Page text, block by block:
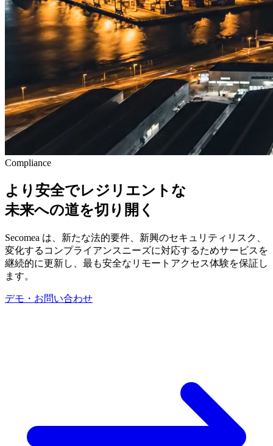
Compliance
より安全でレジリエントな
未来への道を切り開く
Secomea は、新たな法的要件、新興のセキュリティリスク、
変化するコンプライアンスニーズに対応するためサービスを
継続的に更新し、最も安全なリモートアクセス体験を保証し
ます。
デモ・お問い合わせ